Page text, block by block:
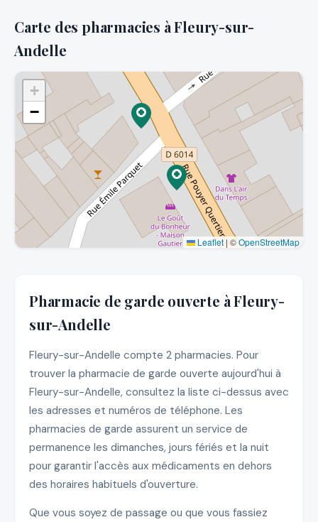
Carte des pharmacies à Fleury-sur-
Andelle
+
−
Leaflet | ©OpenStreetMap
Pharmacie de garde ouverte à Fleury-
sur-Andelle
Fleury-sur-Andelle compte 2 pharmacies. Pour
trouver la pharmacie de garde ouverte aujourd'hui à
Fleury-sur-Andelle, consultez la liste ci-dessus avec
les adresses et numéros de téléphone. Les
pharmacies de garde assurent un service de
permanence les dimanches, jours fériés et la nuit
pour garantir l'accès aux médicaments en dehors
des horaires habituels d'ouverture.
Que vous soyez de passage ou que vous fassiez